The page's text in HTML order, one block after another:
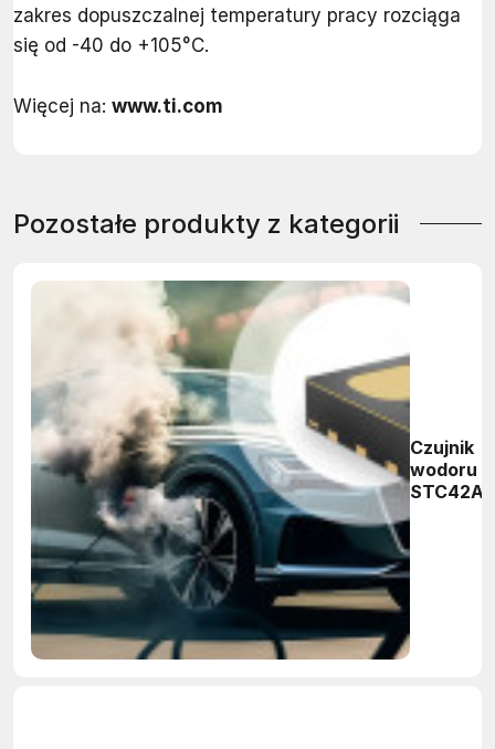
zakres dopuszczalnej temperatury pracy rozciąga
się od -40 do +105°C.
Więcej na: www.ti.com
Pozostałe produkty z kategorii
Czujnik
wodoru
STC42A